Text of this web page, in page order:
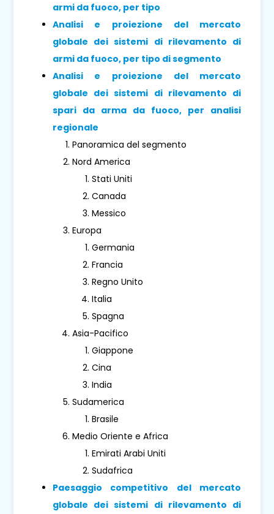
armi da fuoco, per tipo
Analisi e proiezione del mercato
globale dei sistemi di rilevamento di
armi da fuoco, per tipo di segmento
Analisi e proiezione del mercato
globale dei sistemi di rilevamento di
spari da arma da fuoco, per analisi
regionale
Panoramica del segmento
Nord America
Stati Uniti
Canada
Messico
Europa
Germania
Francia
Regno Unito
Italia
Spagna
Asia-Pacifico
Giappone
Cina
India
Sudamerica
Brasile
Medio Oriente e Africa
Emirati Arabi Uniti
Sudafrica
Paesaggio competitivo del mercato
globale dei sistemi di rilevamento di